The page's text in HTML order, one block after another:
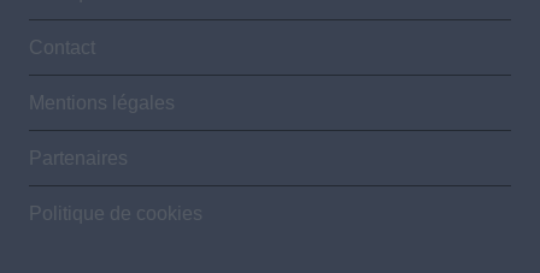
Contact
Mentions légales
Partenaires
Politique de cookies